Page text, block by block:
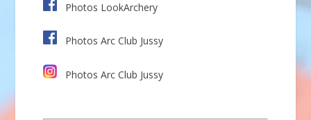
Photos LookArchery
Photos Arc Club Jussy
Photos Arc Club Jussy